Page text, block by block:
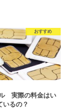
おすすめ
実際の料金はい
いるの？